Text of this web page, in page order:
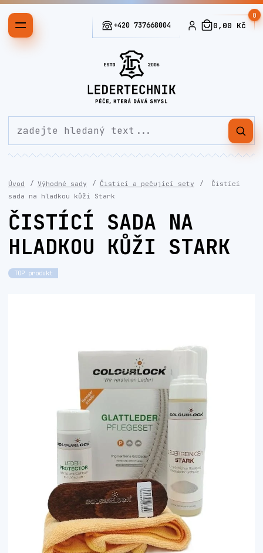
+420 737668004
0
0,00 Kč
Úvod Výhodné sady Čisticí a pečující sety
Čistící
sada na hladkou kůži Stark
ČISTÍCÍ SADA NA
HLADKOU KŮŽI STARK
TOP produkt